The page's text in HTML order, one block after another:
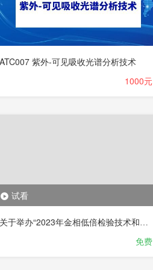
ATC007 紫外-可见吸收光谱分析技术
1000元
试看
关于举办“2023年金相低倍检验技术和金相高倍检验技术”培训班的通知（录屏）
免费